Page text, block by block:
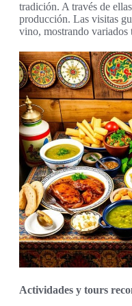
tradición. A través de
producción. Las visitas
vino, mostrando variados
Actividades y tours